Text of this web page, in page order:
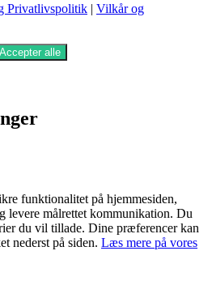
Privatlivspolitik | Vilkår og
Accepter alle
funktionalitet på hjemmesiden,
levere målrettet kommunikation. Du
du vil tillade. Dine præferencer kan
nederst på siden. Læs mere på vores